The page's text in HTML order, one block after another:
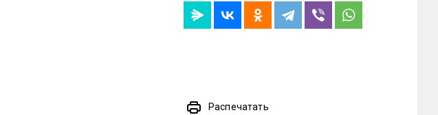
Распечатать